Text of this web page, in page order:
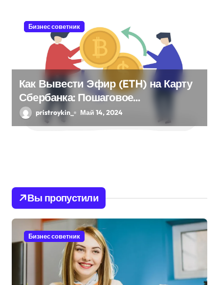
Бизнес советник
Как Вывести Эфир (ETH) на Карту
Сбербанка: Пошаговое
Руководство
pristroykin_ Май 14, 2024
Вы пропустили
Бизнес советник